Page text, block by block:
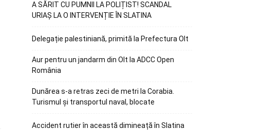
A SĂRIT CU PUMNII LA POLIȚIST! SCANDAL
URIAȘ LA O INTERVENȚIE ÎN SLATINA
Delegație palestiniană, primită la Prefectura Olt
Aur pentru un jandarm din Olt la ADCC Open
România
Dunărea s-a retras zeci de metri la Corabia.
Turismul și transportul naval, blocate
Accident rutier în această dimineață în Slatina